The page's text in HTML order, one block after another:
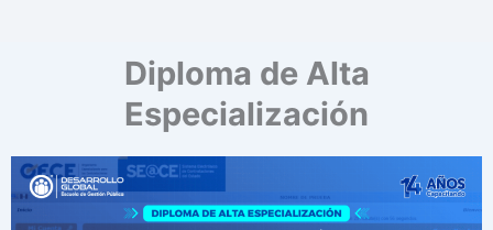
Diploma de Alta
Especialización